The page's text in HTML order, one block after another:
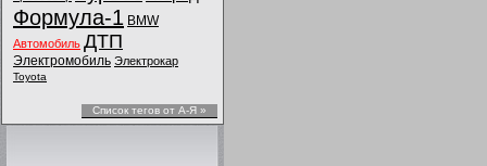
Формула-1 BMW
Автомобиль ДТП
Электромобиль Электрокар
Toyota
Список тегов от А-Я »